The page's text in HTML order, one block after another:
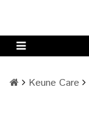
Keune Care